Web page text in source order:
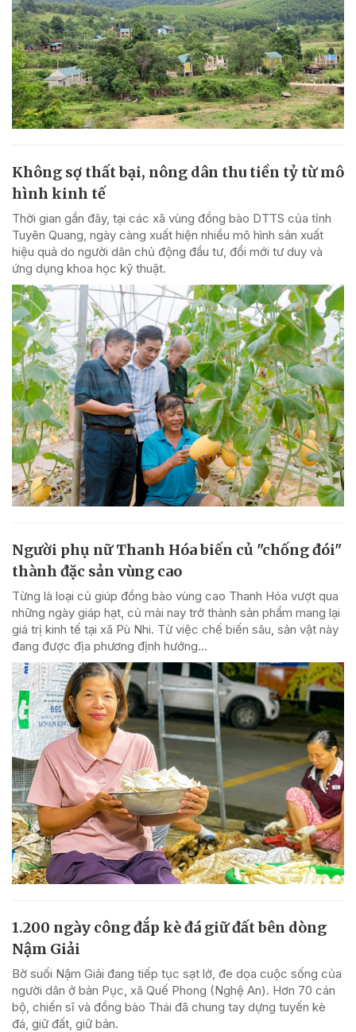
Không sợ thất bại, nông dân thu tiền tỷ từ mô
hình kinh tế
Thời gian gần đây, tại các xã vùng đồng bào DTTS của tỉnh
Tuyên Quang, ngày càng xuất hiện nhiều mô hình sản xuất
hiệu quả do người dân chủ động đầu tư, đổi mới tư duy và
ứng dụng khoa học kỹ thuật.
Người phụ nữ Thanh Hóa biến củ "chống đói"
thành đặc sản vùng cao
Từng là loại củ giúp đồng bào vùng cao Thanh Hóa vượt qua
những ngày giáp hạt, củ mài nay trở thành sản phẩm mang lại
giá trị kinh tế tại xã Pù Nhi. Từ việc chế biến sâu, sản vật này
đang được địa phương định hướng...
1.200 ngày công đắp kè đá giữ đất bên dòng
Nậm Giải
Bờ suối Nậm Giải đang tiếp tục sạt lở, đe dọa cuộc sống của
người dân ở bản Pục, xã Quế Phong (Nghệ An). Hơn 70 cán
bộ, chiến sĩ và đồng bào Thái đã chung tay dựng tuyến kè
đá, giữ đất, giữ bản.